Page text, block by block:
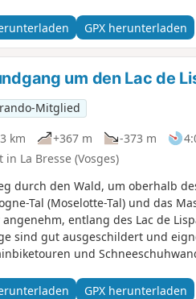
GPX herunterladen
um den Lac de
Mitglied
km
+367 m -373 m
in La Bresse (Vosges)
durch den Wald, um oberhalb
Tal (Moselotte-Tal) und das
entlang des Lac de
sind gut ausgeschildert und
und
GPX herunterladen